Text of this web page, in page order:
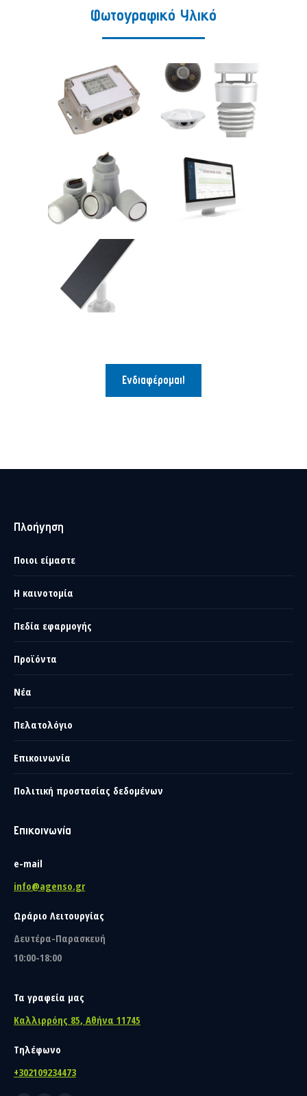
Φωτογραφικό Υλικό
Ενδιαφέρομαι!
Πλοήγηση
Ποιοι είμαστε
Η καινοτομία
Πεδία εφαρμογής
Προϊόντα
Νέα
Πελατολόγιο
Επικοινωνία
Πολιτική προστασίας δεδομένων
Επικοινωνία
e-mail
info@agenso.gr
Ωράριο Λειτουργίας
Δευτέρα-Παρασκευή
10:00-18:00
Τα γραφεία μας
Καλλιρρόης 85, Αθήνα 11745
Τηλέφωνο
+302109234473